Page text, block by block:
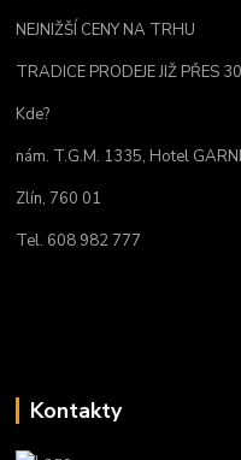
NEJNIŽŠÍ CENY NA TRHU
TRADICE PRODEJE JIŽ PŘES
Kde?
nám. T.G.M. 1335, Hotel GARNI
Zlín, 760 01
Tel. 608 982 777
Kontakty